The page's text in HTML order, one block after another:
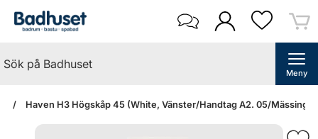
Meny
Haven H3 Högskåp 45 (White, Vänster/Handtag A2. 05/Mässing)